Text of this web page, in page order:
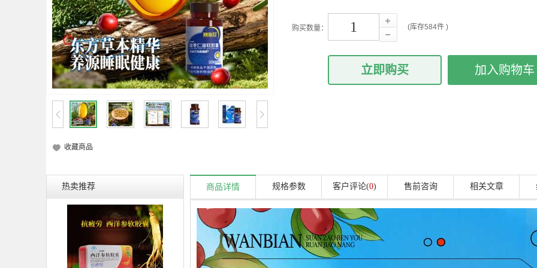
收藏商品
购买数量： (库存584件 )
立即购买 加入购物车
热卖推荐 商品详情 规格参数 客户评论(0) 售前咨询 相关文章